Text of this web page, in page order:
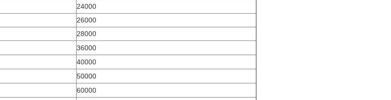
24000
26000
28000
36000
40000
50000
60000